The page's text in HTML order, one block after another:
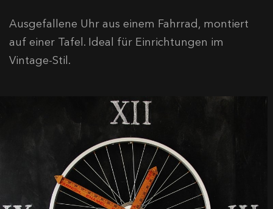
Ausgefallene Uhr aus einem Fahrrad, montiert
auf einer Tafel. Ideal für Einrichtungen im
Vintage-Stil.